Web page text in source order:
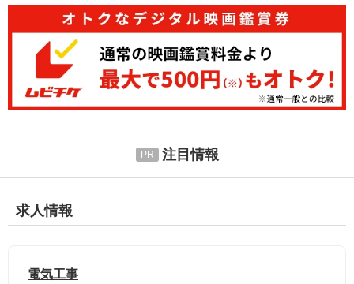
注目情報
求人情報
電気工事